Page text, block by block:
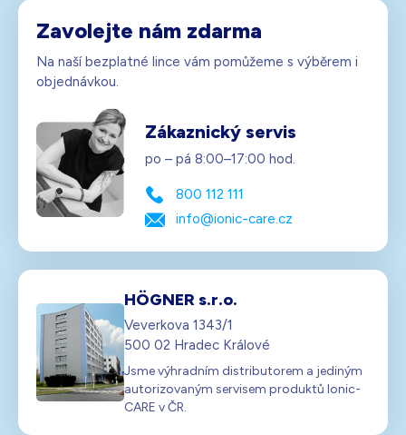
Zavolejte nám zdarma
Na naší bezplatné lince vám pomůžeme s výběrem i
objednávkou.
Zákaznický servis
po – pá 8:00–17:00 hod.
800 112 111
info@ionic-care.cz
HÖGNER s.r.o.
Veverkova 1343/1
500 02 Hradec Králové
Jsme výhradním distributorem a jediným
autorizovaným servisem produktů Ionic-
CARE v ČR.